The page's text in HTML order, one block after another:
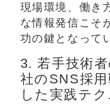
現場環境、働き
な情報発信こそ
功の鍵となって
3. 若手技術
社のSNS採
した実践テク